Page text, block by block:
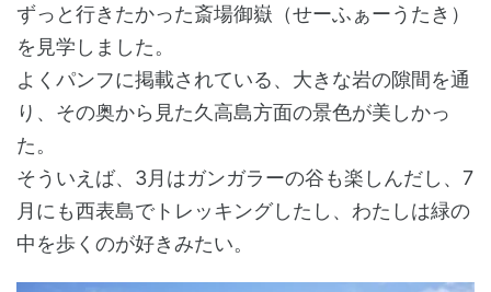
ずっと行きたかった斎場御嶽（せーふぁーうたき）
を見学しました。
よくパンフに掲載されている、大きな岩の隙間を通
り、その奥から見た久高島方面の景色が美しかっ
た。
そういえば、3月はガンガラーの谷も楽しんだし、7
月にも西表島でトレッキングしたし、わたしは緑の
中を歩くのが好きみたい。